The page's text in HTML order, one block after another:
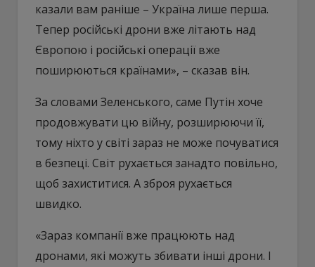
казали вам раніше – Україна лише перша.
Тепер російські дрони вже літають над
Європою і російські операції вже
поширюються країнами», – сказав він.
За словами Зеленського, саме Путін хоче
продовжувати цю війну, розширюючи її,
тому ніхто у світі зараз не може почуватися
в безпеці. Світ рухається занадто повільно,
щоб захиститися. А зброя рухається
швидко.
«Зараз компанії вже працюють над
дронами, які можуть збивати інші дрони. І